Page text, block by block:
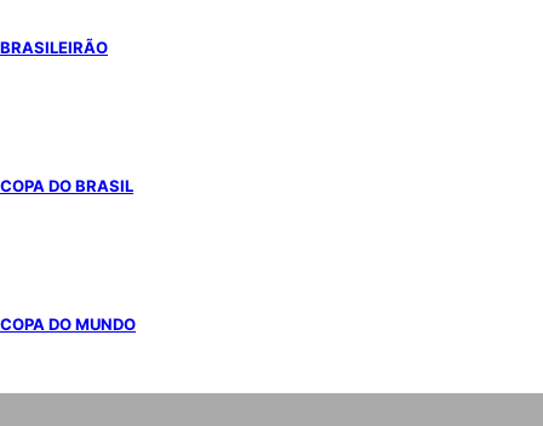
BRASILEIRÃO
COPA DO BRASIL
COPA DO MUNDO